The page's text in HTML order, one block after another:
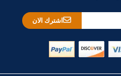
اشترك الان